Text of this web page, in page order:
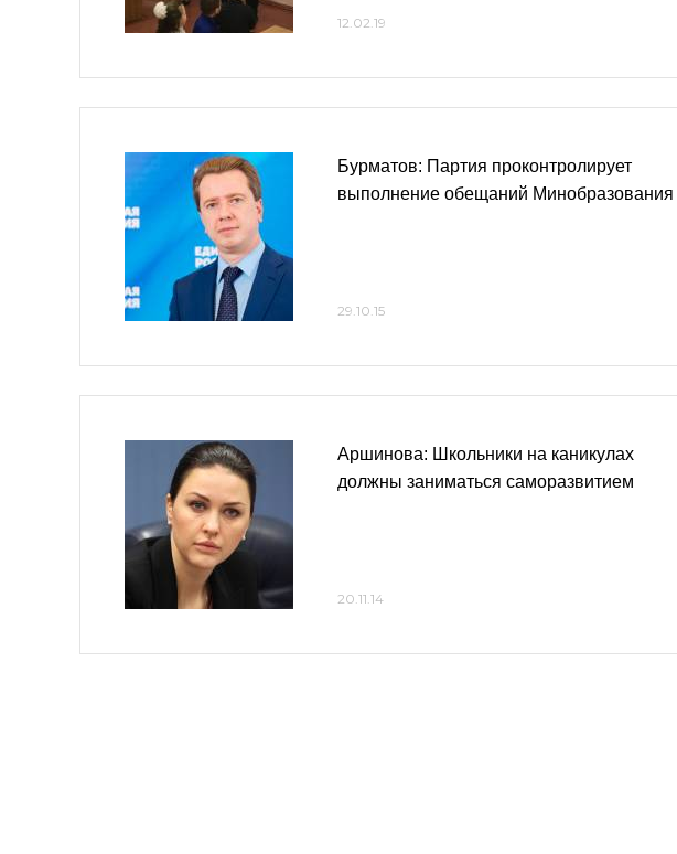
12.02.19
Бурматов: Партия проконтролирует
выполнение обещаний Минобразования
29.10.15
Аршинова: Школьники на каникулах
должны заниматься саморазвитием
20.11.14